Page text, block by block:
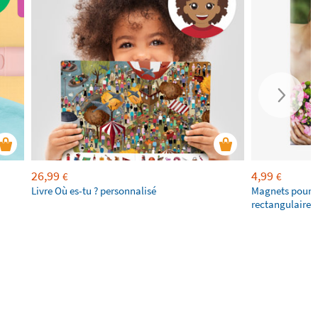
26,99 €
Livre Où es-tu ? personnalisé
4,99 €
Magnets pour
rectangulaires